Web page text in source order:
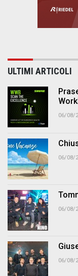
ULTIMI ARTICOLI
06/08/
06/08/
06/08/
06/08/